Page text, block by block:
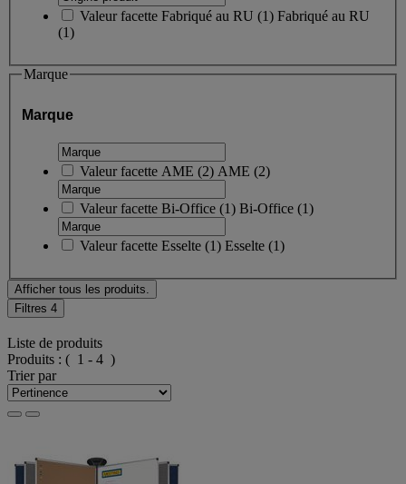
Valeur facette Fabriqué au RU (1) Fabriqué au RU
(1)
Marque
Marque
Valeur facette AME (2) AME (2)
Valeur facette Bi-Office (1) Bi-Office (1)
Valeur facette Esselte (1) Esselte (1)
Afficher tous les produits.
Filtres 4
Liste de produits
Produits : ( 1 - 4 )
Trier par